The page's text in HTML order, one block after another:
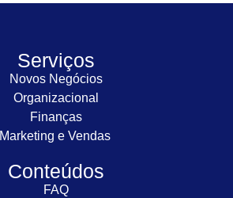
Serviços
Novos Negócios
Organizacional
Finanças
Marketing e Vendas
Conteúdos
FAQ